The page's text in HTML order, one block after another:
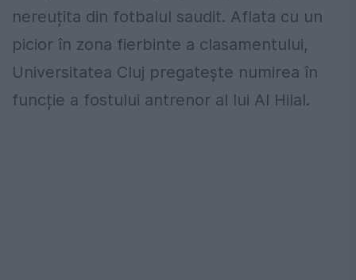
nereuțita din fotbalul saudit. Aflata cu un
picior în zona fierbinte a clasamentului,
Universitatea Cluj pregatește numirea în
funcție a fostului antrenor al lui Al Hilal.